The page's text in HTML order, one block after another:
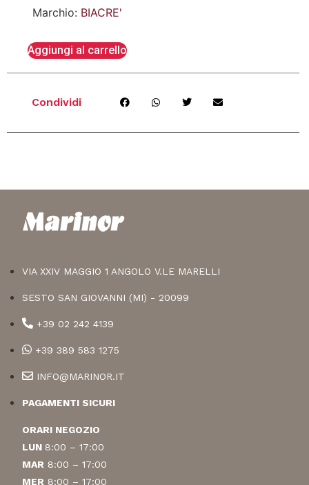
Marchio: BIACRE'
Aggiungi al carrello
Condividi
VIA XXIV MAGGIO 1 ANGOLO V.LE MARELLI
SESTO SAN GIOVANNI (MI) - 20099
+39 02 242 4139
+39 389 583 1275
INFO@MARINOR.IT
PAGAMENTI SICURI
ORARI NEGOZIO
LUN 8:00 – 17:00
MAR 8:00 – 17:00
MER 8:00 – 17:00